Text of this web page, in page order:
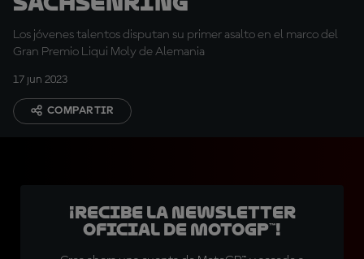
Los jóvenes talentos disputan su primer asalto en el marco del
Gran Premio Liqui Moly de Alemania
17 jun 2023
COMPARTIR
¡Recibe la Newsletter
oficial de MotoGP™!